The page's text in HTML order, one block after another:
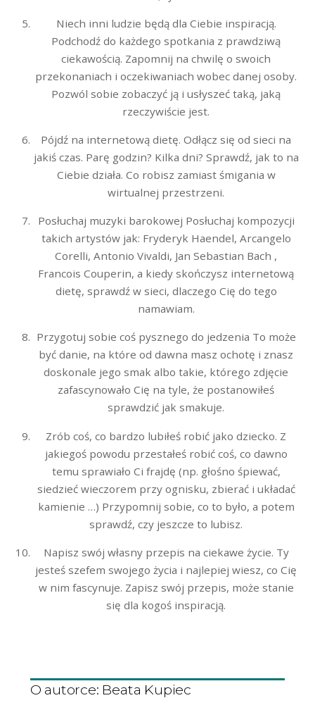
Niech inni ludzie będą dla Ciebie inspiracją.
Podchodź do każdego spotkania z prawdziwą
ciekawością. Zapomnij na chwilę o swoich
przekonaniach i oczekiwaniach wobec danej osoby.
Pozwól sobie zobaczyć ją i usłyszeć taką, jaką
rzeczywiście jest.
Pójdź na internetową dietę. Odłącz się od sieci na
jakiś czas. Parę godzin? Kilka dni? Sprawdź, jak to na
Ciebie działa. Co robisz zamiast śmigania w
wirtualnej przestrzeni.
Posłuchaj muzyki barokowej Posłuchaj kompozycji
takich artystów jak: Fryderyk Haendel, Arcangelo
Corelli, Antonio Vivaldi, Jan Sebastian Bach ,
Francois Couperin, a kiedy skończysz internetową
dietę, sprawdź w sieci, dlaczego Cię do tego
namawiam.
Przygotuj sobie coś pysznego do jedzenia To może
być danie, na które od dawna masz ochotę i znasz
doskonale jego smak albo takie, którego zdjęcie
zafascynowało Cię na tyle, że postanowiłeś
sprawdzić jak smakuje.
Zrób coś, co bardzo lubiłeś robić jako dziecko. Z
jakiegoś powodu przestałeś robić coś, co dawno
temu sprawiało Ci frajdę (np. głośno śpiewać,
siedzieć wieczorem przy ognisku, zbierać i układać
kamienie …) Przypomnij sobie, co to było, a potem
sprawdź, czy jeszcze to lubisz.
Napisz swój własny przepis na ciekawe życie. Ty
jesteś szefem swojego życia i najlepiej wiesz, co Cię
w nim fascynuje. Zapisz swój przepis, może stanie
się dla kogoś inspiracją.
O autorce: Beata Kupiec